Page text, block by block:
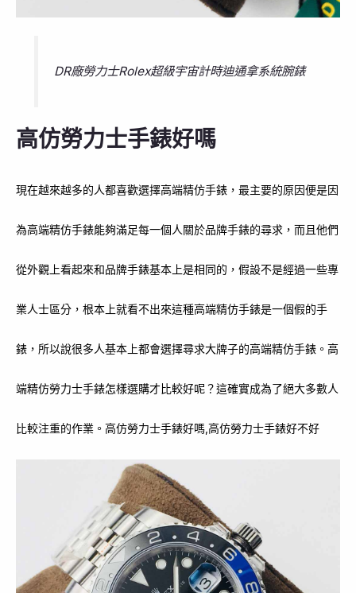
DR廠勞力士Rolex超級宇宙計時迪通拿系統腕錶
高仿勞力士手錶好嗎
現在越來越多的人都喜歡選擇高端精仿手錶，最主要的原因便是因
為高端精仿手錶能夠滿足每一個人關於品牌手錶的尋求，而且他們
從外觀上看起來和品牌手錶基本上是相同的，假設不是經過一些專
業人士區分，根本上就看不出來這種高端精仿手錶是一個假的手
錶，所以說很多人基本上都會選擇尋求大牌子的高端精仿手錶。高
端精仿勞力士手錶怎樣選購才比較好呢？這確實成為了絕大多數人
比較注重的作業。高仿勞力士手錶好嗎,高仿勞力士手錶好不好